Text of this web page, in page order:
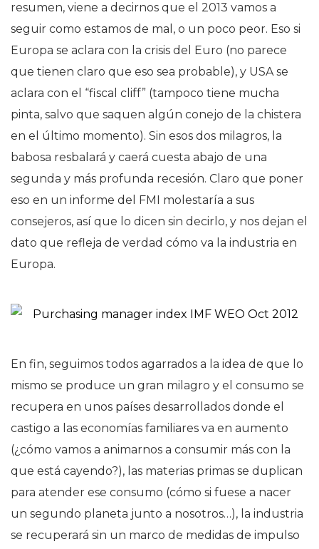
resumen, viene a decirnos que el 2013 vamos a
seguir como estamos de mal, o un poco peor. Eso si
Europa se aclara con la crisis del Euro (no parece
que tienen claro que eso sea probable), y USA se
aclara con el “fiscal cliff” (tampoco tiene mucha
pinta, salvo que saquen algún conejo de la chistera
en el último momento). Sin esos dos milagros, la
babosa resbalará y caerá cuesta abajo de una
segunda y más profunda recesión. Claro que poner
eso en un informe del FMI molestaría a sus
consejeros, así que lo dicen sin decirlo, y nos dejan el
dato que refleja de verdad cómo va la industria en
Europa.
En fin, seguimos todos agarrados a la idea de que lo
mismo se produce un gran milagro y el consumo se
recupera en unos países desarrollados donde el
castigo a las economías familiares va en aumento
(¿cómo vamos a animarnos a consumir más con la
que está cayendo?), las materias primas se duplican
para atender ese consumo (cómo si fuese a nacer
un segundo planeta junto a nosotros…), la industria
se recuperará sin un marco de medidas de impulso